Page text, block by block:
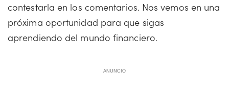
contestarla en los comentarios. Nos vemos en una
próxima oportunidad para que sigas
aprendiendo del mundo financiero.
ANUNCIO